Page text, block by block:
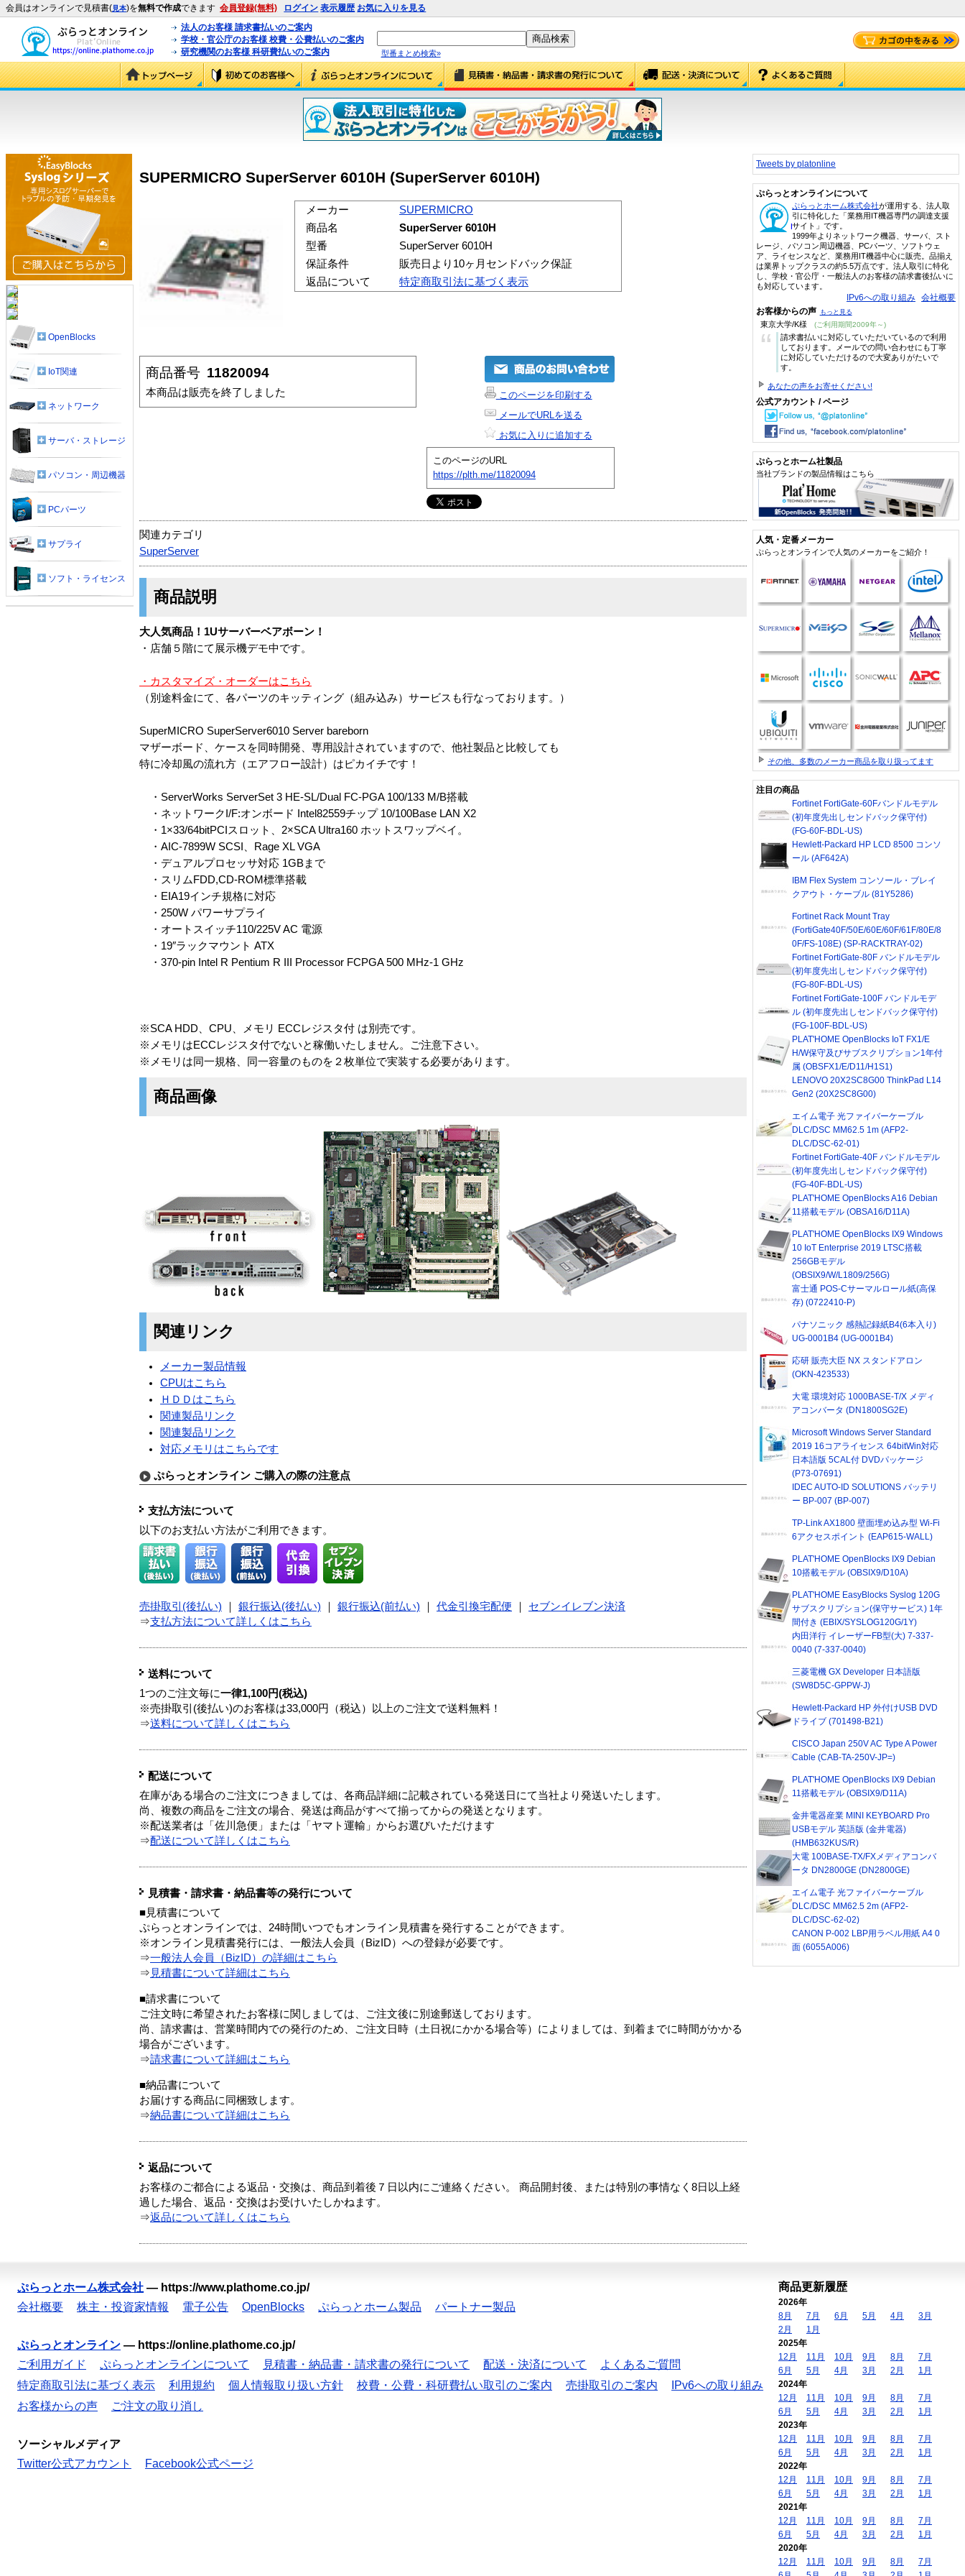
会員はオンラインで見積書(見本)を無料で作成できます 会員登録(無料) ログイン 表示履歴 お気に入りを見る
法人のお客様 請求書払いのご案内
学校・官公庁のお客様 校費・公費払いのご案内
研究機関のお客様 科研費払いのご案内
型番まとめ検索»
SUPERMICRO SuperServer 6010H (SuperServer 6010H)
メーカー
SUPERMICRO
商品名
SuperServer 6010H
型番
SuperServer 6010H
保証条件
販売日より10ヶ月センドバック保証
返品について
特定商取引法に基づく表示
商品番号 11820094
本商品は販売を終了しました
このページを印刷する
メールでURLを送る
お気に入りに追加する
このページのURL
https://plth.me/11820094
関連カテゴリ
SuperServer
商品説明
大人気商品！1Uサーバーベアボーン！
・店舗５階にて展示機デモ中です。
・カスタマイズ・オーダーはこちら
（別途料金にて、各パーツのキッティング（組み込み）サービスも行なっております。）
SuperMICRO SuperServer6010 Server bareborn
マザーボード、ケースを同時開発、専用設計されていますので、他社製品と比較しても
特に冷却風の流れ方（エアフロー設計）はピカイチです！
・ServerWorks ServerSet 3 HE-SL/Dual FC-PGA 100/133 M/B搭載
・ネットワークI/F:オンボード Intel82559チップ 10/100Base LAN X2
・1×33/64bitPCIスロット、2×SCA Ultra160 ホットスワップベイ。
・AIC-7899W SCSI、Rage XL VGA
・デュアルプロセッサ対応 1GBまで
・スリムFDD,CD-ROM標準搭載
・EIA19インチ規格に対応
・250W パワーサプライ
・オートスイッチ110/225V AC 電源
・19″ラックマウント ATX
・370-pin Intel R Pentium R III Processor FCPGA 500 MHz-1 GHz
※SCA HDD、CPU、メモリ ECCレジスタ付 は別売です。
※メモリはECCレジスタ付でないと稼働いたしません。ご注意下さい。
※メモリは同一規格、同一容量のものを２枚単位で実装する必要があります。
商品画像
関連リンク
メーカー製品情報
CPUはこちら
ＨＤＤはこちら
関連製品リンク
関連製品リンク
対応メモリはこちらです
ぷらっとオンライン ご購入の際の注意点
支払方法について
以下のお支払い方法がご利用できます。
売掛取引(後払い) 銀行振込(後払い) 銀行振込(前払い) 代金引換宅配便
セブンイレブン決済
⇒支払方法について詳しくはこちら
送料について
1つのご注文毎に一律1,100円(税込)
※売掛取引(後払い)のお客様は33,000円（税込）以上のご注文で送料無料！
⇒送料について詳しくはこちら
配送について
在庫がある場合のご注文につきましては、各商品詳細に記載されている発送日にて当社より発送いたします。
尚、複数の商品をご注文の場合、発送は商品がすべて揃ってからの発送となります。
※配送業者は「佐川急便」または「ヤマト運輸」からお選びいただけます
⇒配送について詳しくはこちら
見積書・請求書・納品書等の発行について
■見積書について
ぷらっとオンラインでは、24時間いつでもオンライン見積書を発行することができます。
※オンライン見積書発行には、一般法人会員（BizID）への登録が必要です。
⇒一般法人会員（BizID）の詳細はこちら
⇒ 見積書について詳細はこちら
■請求書について
ご注文時に希望されたお客様に関しましては、ご注文後に別途郵送しております。
尚、請求書は、営業時間内での発行のため、ご注文日時（土日祝にかかる場合等）によりましては、到着までに時間がかかる
場合がございます。
⇒請求書について詳細はこちら
■納品書について
お届けする商品に同梱致します。
⇒納品書について詳細はこちら
返品について
お客様のご都合による返品・交換は、商品到着後７日以内にご連絡ください。 商品開封後、または特別の事情なく8日以上経
過した場合、返品・交換はお受けいたしかねます。
⇒返品について詳しくはこちら
OpenBlocks
IoT関連
ネットワーク
サーバ・ストレージ
パソコン・周辺機器
PCパーツ
サプライ
ソフト・ライセンス
Tweets by platonline
ぷらっとオンラインについて
ぷらっとホーム株式会社が運用する、法人取
引に特化した「業務用IT機器専門の調達支援
サイト」です。
1999年よりネットワーク機器、サーバ、スト
レージ、パソコン周辺機器、PCパーツ、ソフトウェ
ア、ライセンスなど、業務用IT機器中心に販売。品揃え
は業界トップクラスの約5.5万点です。法人取引に特化
し、学校・官公庁・一般法人のお客様の請求書後払いに
も対応しています。
IPv6への取り組み 会社概要
お客様からの声 もっと見る
東京大学/K様 (ご利用期間2009年～)
“
請求書払いに対応していただいているので利用
しております。メールでの問い合わせにも丁寧
に対応していただけるので大変ありがたいで
す。
あなたの声をお寄せください!
公式アカウント / ページ
ぷらっとホーム社製品
当社ブランドの製品情報はこちら
人気・定番メーカー
ぷらっとオンラインで人気のメーカーをご紹介！
その他、多数のメーカー商品を取り扱ってます
注目の商品
Fortinet FortiGate-60Fバンドルモデル
(初年度先出しセンドバック保守付)
(FG-60F-BDL-US)
Hewlett-Packard HP LCD 8500 コンソ
ール (AF642A)
IBM Flex System コンソール・ブレイ
クアウト・ケーブル (81Y5286)
Fortinet Rack Mount Tray
(FortiGate40F/50E/60E/60F/61F/80E/8
0F/FS-108E) (SP-RACKTRAY-02)
Fortinet FortiGate-80F バンドルモデル
(初年度先出しセンドバック保守付)
(FG-80F-BDL-US)
Fortinet FortiGate-100F バンドルモデ
ル (初年度先出しセンドバック保守付)
(FG-100F-BDL-US)
PLAT'HOME OpenBlocks IoT FX1/E
H/W保守及びサブスクリプション1年付
属 (OBSFX1/E/D11/H1S1)
LENOVO 20X2SC8G00 ThinkPad L14
Gen2 (20X2SC8G00)
エイム電子 光ファイバーケーブル
DLC/DSC MM62.5 1m (AFP2-
DLC/DSC-62-01)
Fortinet FortiGate-40F バンドルモデル
(初年度先出しセンドバック保守付)
(FG-40F-BDL-US)
PLAT'HOME OpenBlocks A16 Debian
11搭載モデル (OBSA16/D11A)
PLAT'HOME OpenBlocks IX9 Windows
10 IoT Enterprise 2019 LTSC搭載
256GBモデル
(OBSIX9/W/L1809/256G)
富士通 POS-Cサーマルロール紙(高保
存) (0722410-P)
パナソニック 感熱記録紙B4(6本入り)
UG-0001B4 (UG-0001B4)
応研 販売大臣 NX スタンドアロン
(OKN-423533)
大電 環境対応 1000BASE-T/X メディ
アコンバータ (DN1800SG2E)
Microsoft Windows Server Standard
2019 16コアライセンス 64bitWin対応
日本語版 5CAL付 DVDパッケージ
(P73-07691)
IDEC AUTO-ID SOLUTIONS バッテリ
ー BP-007 (BP-007)
TP-Link AX1800 壁面埋め込み型 Wi-Fi
6アクセスポイント (EAP615-WALL)
PLAT'HOME OpenBlocks IX9 Debian
10搭載モデル (OBSIX9/D10A)
PLAT'HOME EasyBlocks Syslog 120G
サブスクリプション(保守サービス) 1年
間付き (EBIX/SYSLOG120G/1Y)
内田洋行 イレーザーFB型(大) 7-337-
0040 (7-337-0040)
三菱電機 GX Developer 日本語版
(SW8D5C-GPPW-J)
Hewlett-Packard HP 外付けUSB DVD
ドライブ (701498-B21)
CISCO Japan 250V AC Type A Power
Cable (CAB-TA-250V-JP=)
PLAT'HOME OpenBlocks IX9 Debian
11搭載モデル (OBSIX9/D11A)
金井電器産業 MINI KEYBOARD Pro
USBモデル 英語版 (金井電器)
(HMB632KUS/R)
大電 100BASE-TX/FXメディアコンバ
ータ DN2800GE (DN2800GE)
エイム電子 光ファイバーケーブル
DLC/DSC MM62.5 2m (AFP2-
DLC/DSC-62-02)
CANON P-002 LBP用ラベル用紙 A4 0
面 (6055A006)
ぷらっとホーム株式会社 — https://www.plathome.co.jp/
会社概要
株主・投資家情報 電子公告 OpenBlocks ぷらっとホーム製品 パートナー製品
ぷらっとオンライン — https://online.plathome.co.jp/
ご利用ガイド
ぷらっとオンラインについて 見積書・納品書・請求書の発行について 配送・決済について
よくあるご質問
特定商取引法に基づく表示
利用規約 個人情報取り扱い方針 校費・公費・科研費払い取引のご案内 売掛取引のご案内
IPv6への取り組み
お客様からの声
ご注文の取り消し
ソーシャルメディア
Twitter公式アカウント
Facebook公式ページ
商品更新履歴
2026年
8月
7月 6月 5月 4月
3月
2月
1月
2025年
12月
11月 10月 9月 8月
7月
6月
5月 4月 3月 2月
1月
2024年
12月
11月 10月 9月 8月
7月
6月
5月 4月 3月 2月
1月
2023年
12月
11月 10月 9月 8月
7月
6月
5月 4月 3月 2月
1月
2022年
12月
11月 10月 9月 8月
7月
6月
5月 4月 3月 2月
1月
2021年
12月
11月 10月 9月 8月
7月
6月
5月 4月 3月 2月
1月
2020年
12月
11月 10月 9月 8月
7月